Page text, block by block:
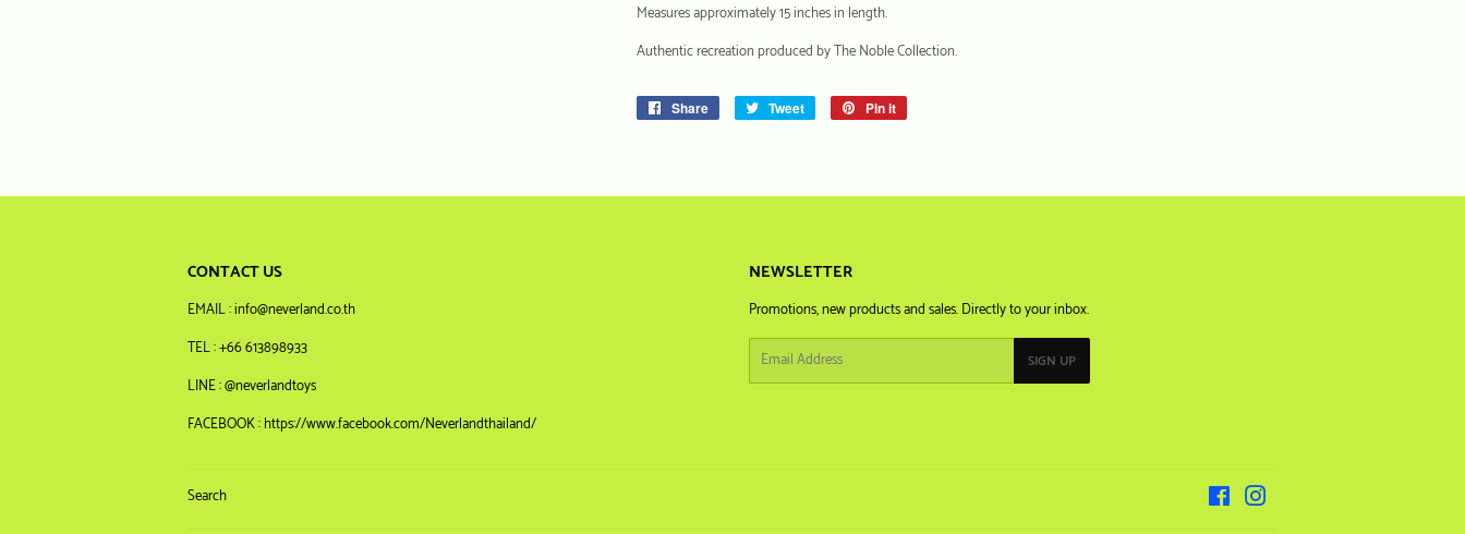
Measures approximately 15 inches in length.
Authentic recreation produced by The Noble Collection.
Share
Share
Tweet
Tweet
Pin it
CONTACT US
EMAIL : info@neverland.co.th
TEL : +66 613898933
LINE : @neverlandtoys
FACEBOOK : https://www.facebook.com/Neverlandthailand/
NEWSLETTER
Promotions, new products and sales. Directly to your inbox.
Email SIGN UP
Search Facebook